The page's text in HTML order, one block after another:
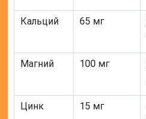
Кальций 65 мг
Магний 100 мг
Цинк 15 мг